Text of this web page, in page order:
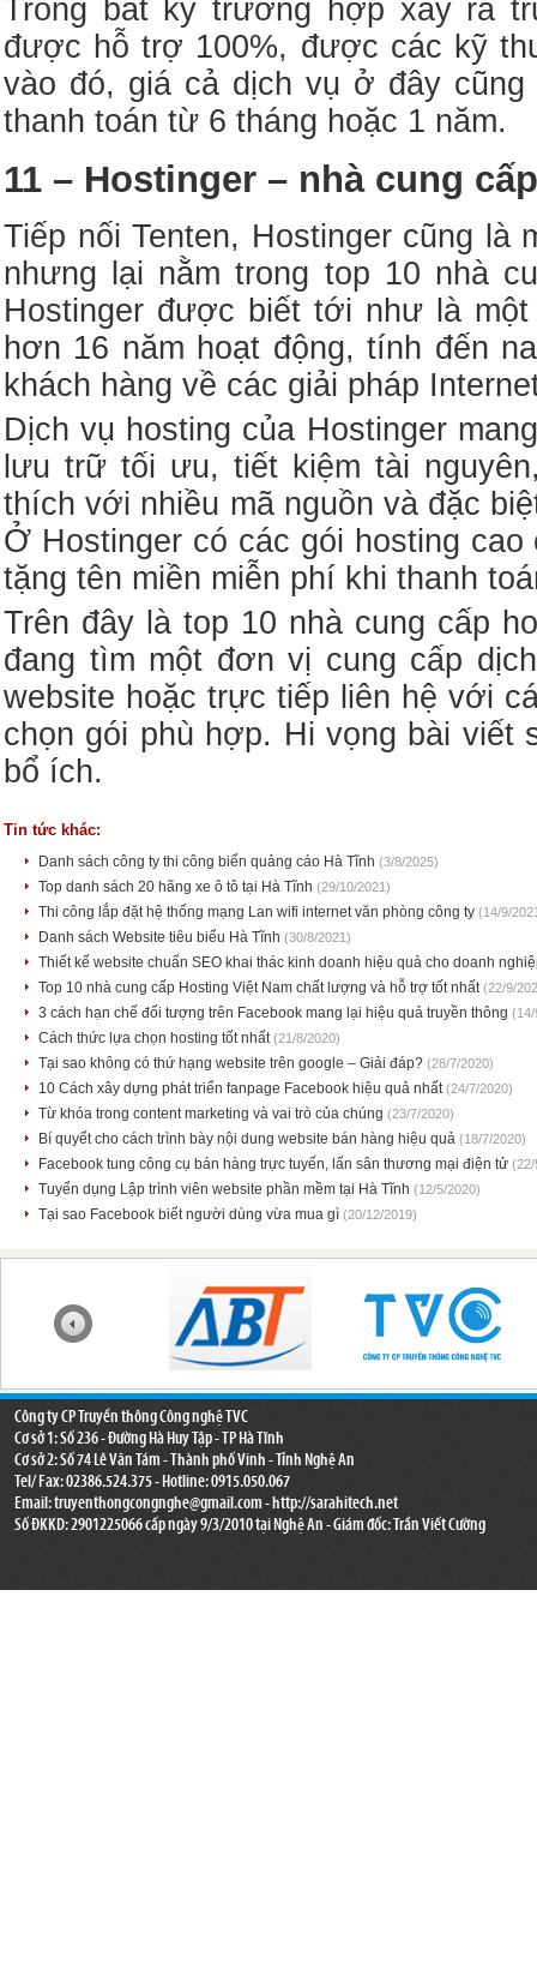
Trong bất kỳ trường hợp xảy ra
được hỗ trợ 100%, được các kỹ
vào đó, giá cả dịch vụ ở đây
thanh toán từ 6 tháng hoặc 1 năm.
11 – Hostinger – nhà cung
Tiếp nối Tenten, Hostinger cũng
nhưng lại nằm trong top 10 nhà
Hostinger được biết tới như là
hơn 16 năm hoạt động, tính đến
khách hàng về các giải pháp
Dịch vụ hosting của Hostinger
lưu trữ tối ưu, tiết kiệm tài
thích với nhiều mã nguồn và đặc
Ở Hostinger có các gói hosting
tặng tên miền miễn phí khi thanh
Trên đây là top 10 nhà cung cấp
đang tìm một đơn vị cung cấp
website hoặc trực tiếp liên hệ với
chọn gói phù hợp. Hi vọng bài viết
bổ ích.
Tin tức khác:
Danh sách công ty thi công biển quảng cáo Hà Tĩnh (3/8/2025)
Top danh sách 20 hãng xe ô tô tại Hà Tĩnh (29/10/2021)
Thi công lắp đặt hệ thống mạng Lan wifi internet văn phòng công ty (14/9/
Danh sách Website tiêu biểu Hà Tĩnh (30/8/2021)
Thiết kế website chuẩn SEO khai thác kinh doanh hiệu quả cho doanh
Top 10 nhà cung cấp Hosting Việt Nam chất lượng và hỗ trợ tốt nhất(22/9/
3 cách hạn chế đối tượng trên Facebook mang lại hiệu quả truyền thông (14/
Cách thức lựa chọn hosting tốt nhất(21/8/2020)
Tại sao không có thứ hạng website trên google – Giải đáp? (28/7/2020)
10 Cách xây dựng phát triển fanpage Facebook hiệu quả nhất(24/7/2020)
Từ khóa trong content marketing và vai trò của chúng (23/7/2020)
Bí quyết cho cách trình bày nội dung website bán hàng hiệu quả (18/7/2020)
Facebook tung công cụ bán hàng trực tuyến, lấn sân thương mại điện tử (22/
Tuyển dụng Lập trình viên website phần mềm tại Hà Tĩnh (12/5/2020)
Tại sao Facebook biết người dùng vừa mua gì (20/12/2019)
Công ty CP Truyền thông Công nghệ TVC
Cơ sở 1: Số 236 - Đường Hà Huy Tập - TP Hà Tĩnh
Cơ sở 2: Số 74 Lê Văn Tám - Thành phố Vinh - Tỉnh Nghệ An
Tel/ Fax: 02386.524.375 - Hotline: 0915.050.067
Email:truyenthongcongnghe@gmail.com- http://sarahitech.net
Số ĐKKD: 2901225066 cấp ngày 9/3/2010 tại Nghệ An - Giám đốc: Trần Viết Cường